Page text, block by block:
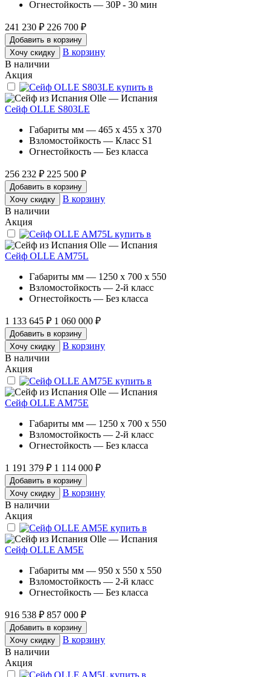
Огнестойкость — 30P - 30 мин
241 230 ₽ 226 700 ₽
Добавить в корзину
Хочу скидку
В корзину
В наличии
Акция
Olle — Испания
Сейф OLLE S803LE
Габариты мм — 465 x 455 x 370
Взломостойкость — Класс S1
Огнестойкость — Без класса
256 232 ₽ 225 500 ₽
Добавить в корзину
Хочу скидку
В корзину
В наличии
Акция
Olle — Испания
Сейф OLLE AM75L
Габариты мм — 1250 x 700 x 550
Взломостойкость — 2-й класс
Огнестойкость — Без класса
1 133 645 ₽ 1 060 000 ₽
Добавить в корзину
Хочу скидку
В корзину
В наличии
Акция
Olle — Испания
Сейф OLLE AM75E
Габариты мм — 1250 x 700 x 550
Взломостойкость — 2-й класс
Огнестойкость — Без класса
1 191 379 ₽ 1 114 000 ₽
Добавить в корзину
Хочу скидку
В корзину
В наличии
Акция
Olle — Испания
Сейф OLLE AM5E
Габариты мм — 950 x 550 x 550
Взломостойкость — 2-й класс
Огнестойкость — Без класса
916 538 ₽ 857 000 ₽
Добавить в корзину
Хочу скидку
В корзину
В наличии
Акция